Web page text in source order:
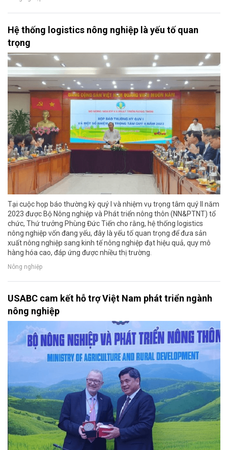
Hệ thống logistics nông nghiệp là yếu tố quan
trọng
Tại cuộc họp báo thường kỳ quý I và nhiệm vụ trọng tâm quý II năm
2023 được Bộ Nông nghiệp và Phát triển nông thôn (NN&PTNT) tổ
chức, Thứ trưởng Phùng Đức Tiến cho rằng, hệ thống logistics
nông nghiệp vốn đang yếu, đây là yếu tố quan trọng để đưa sản
xuất nông nghiệp sang kinh tế nông nghiệp đạt hiệu quả, quy mô
hàng hóa cao, đáp ứng được nhiều thị trường.
Nông nghiệp
USABC cam kết hỗ trợ Việt Nam phát triển ngành
nông nghiệp